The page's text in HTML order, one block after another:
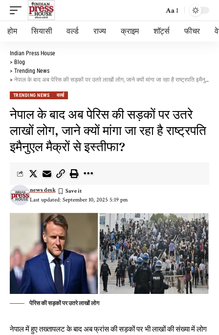
Aa
होम सियासी वर्ल्ड राज्य क्राइम शॉर्ट्स फीचर
Indian Press House
> Blog
> Trending News
> नेपाल के बाद अब पेरिस की सड़कों पर उतरे लाखों लोग, जाने क्यों मांगा जा रहा है राष्ट्रपति इमैनुएल मैक्रों से इस्तीफा?
TRENDING NEWS वर्ल्ड
नेपाल के बाद अब पेरिस की सड़कों पर उतरे
लाखों लोग, जाने क्यों मांगा जा रहा है राष्ट्रपति
इमैनुएल मैक्रों से इस्तीफा?
Last updated: September 10, 2025 5:19 pm
news desk
पेरिस की सड़कों पर उतरे लाखों लोग
नेपाल में हुए तख्तापलट के बाद अब फ्रांस की सड़कों पर भी लाखों की संख्या में लोग